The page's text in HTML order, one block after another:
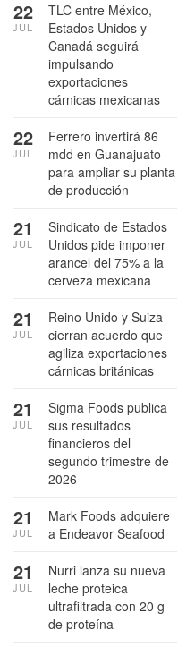
TLC entre México,
Estados Unidos y
Canadá seguirá
impulsando
exportaciones
cárnicas mexicanas
22
JUL
Ferrero invertirá 86
mdd en Guanajuato
para ampliar su planta
de producción
22
JUL
Sindicato de Estados
Unidos pide imponer
arancel del 75% a la
cerveza mexicana
21
JUL
Reino Unido y Suiza
cierran acuerdo que
agiliza exportaciones
cárnicas británicas
21
JUL
Sigma Foods publica
sus resultados
financieros del
segundo trimestre de
2026
21
JUL
Mark Foods adquiere
a Endeavor Seafood
21
JUL
Nurri lanza su nueva
leche proteica
ultrafiltrada con 20 g
de proteína
21
JUL